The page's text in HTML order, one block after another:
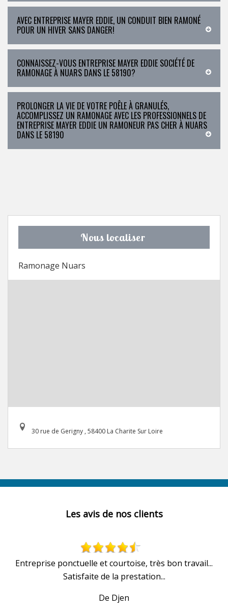
AVEC ENTREPRISE MAYER EDDIE, UN CONDUIT BIEN RAMONÉ
POUR UN HIVER SANS DANGER!
CONNAISSEZ-VOUS ENTREPRISE MAYER EDDIE SOCIÉTÉ DE
RAMONAGE À NUARS DANS LE 58190?
PROLONGER LA VIE DE VOTRE POÊLE À GRANULÉS,
ACCOMPLISSEZ UN RAMONAGE AVEC LES PROFESSIONNELS DE
ENTREPRISE MAYER EDDIE UN RAMONEUR PAS CHER À NUARS
DANS LE 58190
Nous localiser
Ramonage Nuars
30 rue de Gerigny , 58400 La Charite Sur Loire
Les avis de nos clients
Entreprise ponctuelle et courtoise, très bon travail...
Satisfaite de la prestation...
De Djen